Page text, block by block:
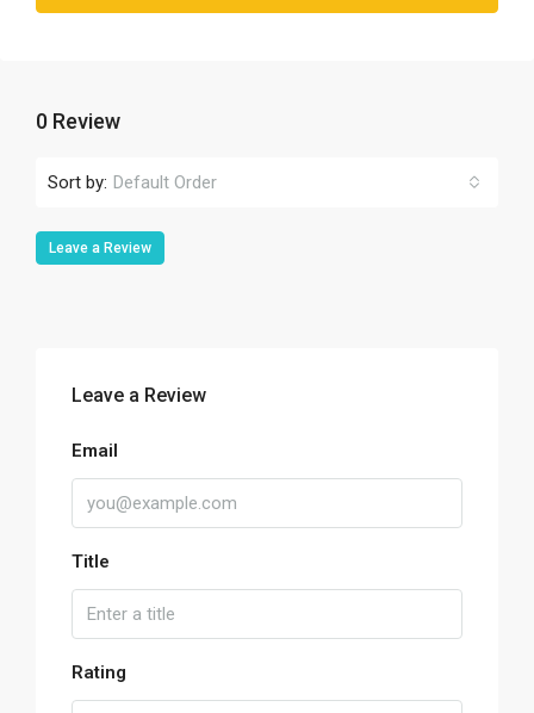
0 Review
Sort by: Default Order
Leave a Review
Leave a Review
Email
Title
Rating